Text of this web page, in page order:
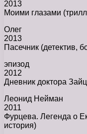
2013
Моими глазами
Олег
2013
Пасечник (детектив,
эпизод
2012
Дневник доктора
Леонид Нейман
2011
Фурцева. Легенда о
история)